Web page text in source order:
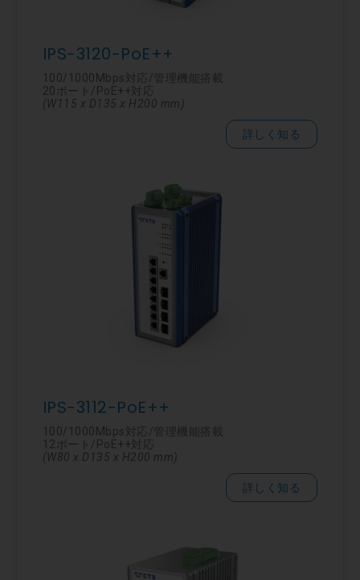
IPS-3120-PoE++
100/1000Mbps対応/管理機能搭載
20ポート/PoE++対応
(W115 x D135 x H200 mm)
詳しく知る
IPS-3112-PoE++
100/1000Mbps対応/管理機能搭載
12ポート/PoE++対応
(W80 x D135 x H200 mm)
詳しく知る